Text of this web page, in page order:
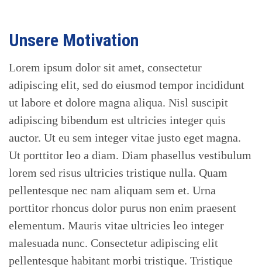
Unsere Motivation
Lorem ipsum dolor sit amet, consectetur
adipiscing elit, sed do eiusmod tempor incididunt
ut labore et dolore magna aliqua. Nisl suscipit
adipiscing bibendum est ultricies integer quis
auctor. Ut eu sem integer vitae justo eget magna.
Ut porttitor leo a diam. Diam phasellus vestibulum
lorem sed risus ultricies tristique nulla. Quam
pellentesque nec nam aliquam sem et. Urna
porttitor rhoncus dolor purus non enim praesent
elementum. Mauris vitae ultricies leo integer
malesuada nunc. Consectetur adipiscing elit
pellentesque habitant morbi tristique. Tristique